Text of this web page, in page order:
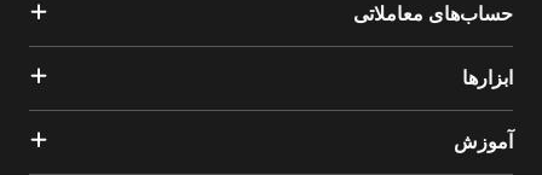
حساب‌های معاملاتی
ابزارها
آموزش